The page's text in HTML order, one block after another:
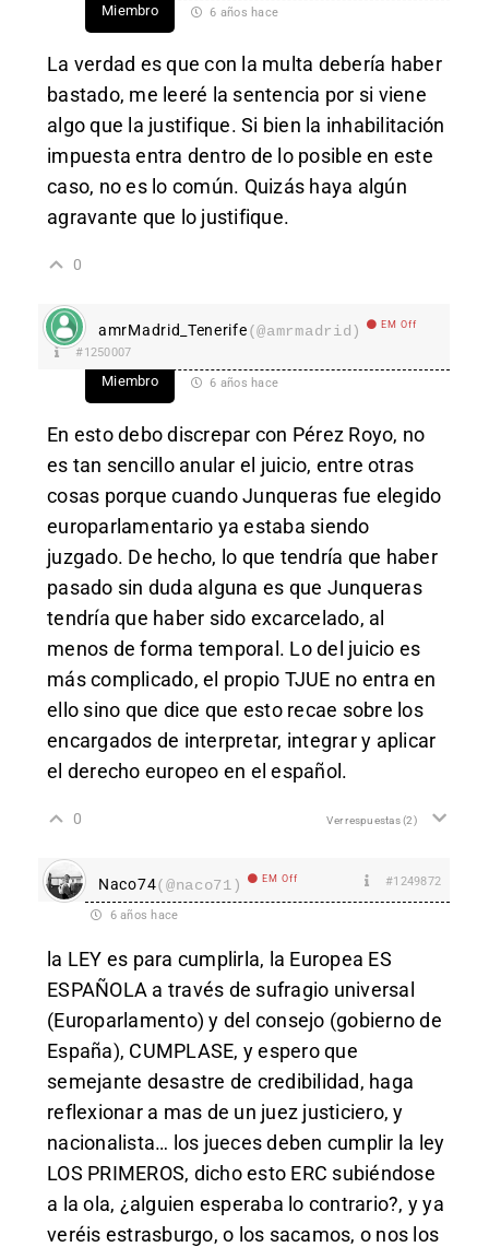
Miembro 6 años hace
La verdad es que con la multa debería haber
bastado, me leeré la sentencia por si viene
algo que la justifique. Si bien la inhabilitación
impuesta entra dentro de lo posible en este
caso, no es lo común. Quizás haya algún
agravante que lo justifique.
0
amrMadrid_Tenerife(@amrmadrid) EM Off
#1250007
Miembro 6 años hace
En esto debo discrepar con Pérez Royo, no
es tan sencillo anular el juicio, entre otras
cosas porque cuando Junqueras fue elegido
europarlamentario ya estaba siendo
juzgado. De hecho, lo que tendría que haber
pasado sin duda alguna es que Junqueras
tendría que haber sido excarcelado, al
menos de forma temporal. Lo del juicio es
más complicado, el propio TJUE no entra en
ello sino que dice que esto recae sobre los
encargados de interpretar, integrar y aplicar
el derecho europeo en el español.
0 Ver respuestas(2)
Naco74(@naco71) EM Off #1249872
6 años hace
la LEY es para cumplirla, la Europea ES
ESPAÑOLA a través de sufragio universal
(Europarlamento) y del consejo (gobierno de
España), CUMPLASE, y espero que
semejante desastre de credibilidad, haga
reflexionar a mas de un juez justiciero, y
nacionalista… los jueces deben cumplir la ley
LOS PRIMEROS, dicho esto ERC subiéndose
a la ola, ¿alguien esperaba lo contrario?, y ya
veréis estrasburgo, o los sacamos, o nos los